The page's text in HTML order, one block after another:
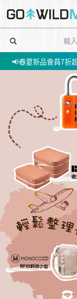
會員消費$100即
✅立
【📣網店優惠】
會員消費$100即